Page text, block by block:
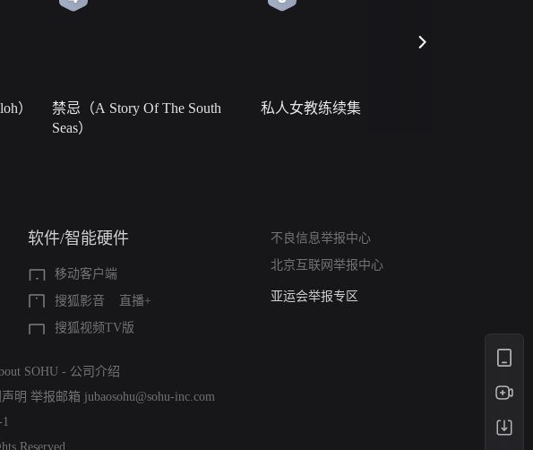
）
禁忌（A Story Of The South
Seas）
私人女教练续集
软件/智能硬件
移动客户端
搜狐影音
直播+
搜狐视频TV版
不良信息举报中心
北京互联网举报中心
算法推荐专项举报
亚运会举报专区
SOHU - 公司介绍
明 举报邮箱 jubaosohu@sohu-inc.com
Reserved.